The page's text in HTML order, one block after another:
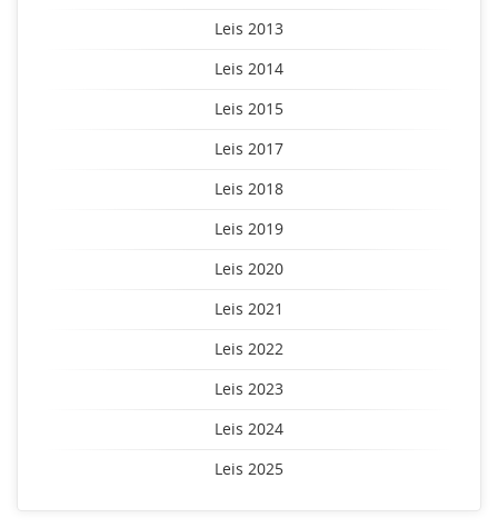
Leis 2013
Leis 2014
Leis 2015
Leis 2017
Leis 2018
Leis 2019
Leis 2020
Leis 2021
Leis 2022
Leis 2023
Leis 2024
Leis 2025